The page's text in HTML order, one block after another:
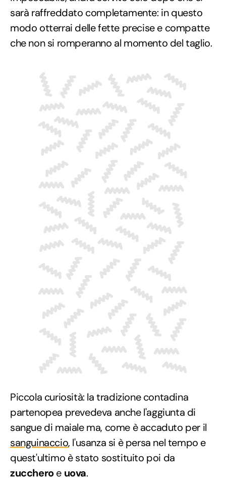
sarà raffreddato completamente: in questo
modo otterrai delle fette precise e compatte
che non si romperanno al momento del taglio.
Piccola curiosità: la tradizione contadina
partenopea prevedeva anche l'aggiunta di
sangue di maiale ma, come è accaduto per il
sanguinaccio, l'usanza si è persa nel tempo e
quest'ultimo è stato sostituito poi da
zuccheroe uova.